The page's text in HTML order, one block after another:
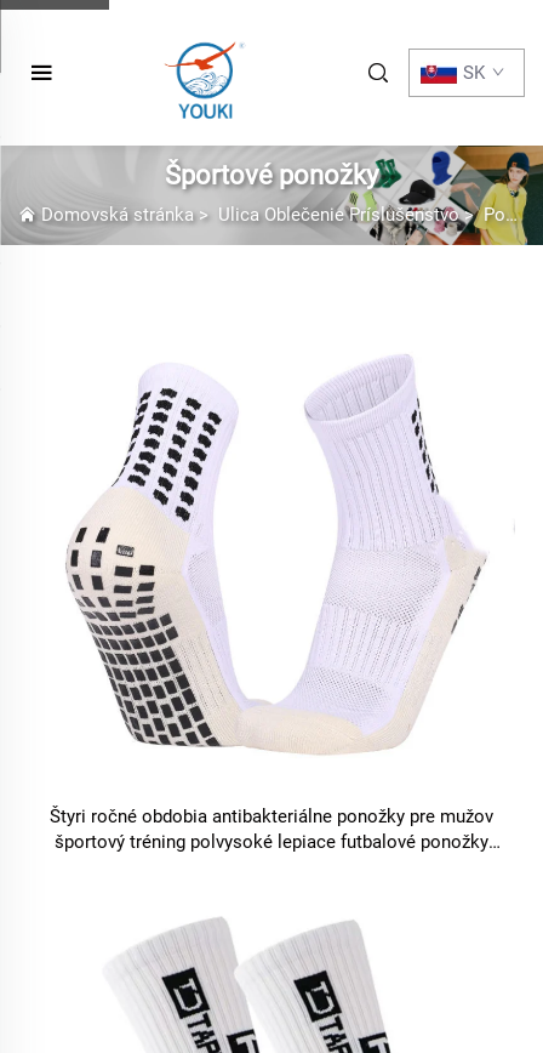
SK
Športové ponožky
Domovská stránka> Ulica Oblečenie Príslušenstvo>Ponožky
Štyri ročné obdobia antibakteriálne ponožky pre mužov
športový tréning polvysoké lepiace futbalové ponožky